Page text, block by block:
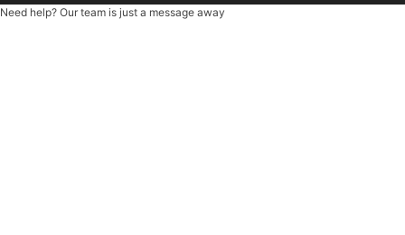
Need help? Our team is just a message away